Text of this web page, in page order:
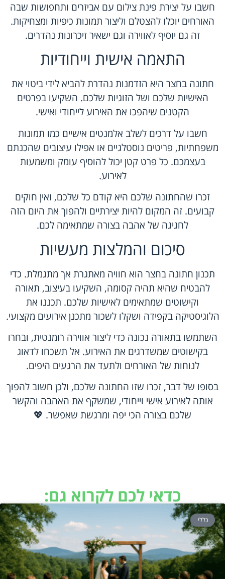
חשבו על יצירת פינת צילום עם אביזרים ותחפושות שבה
האורחים יוכלו להצטלם וליצור תמונות כיפיות ומצחיקות.
זה גם יוסיף לאווירה וגם ישאיר זיכרונות נהדרים.
התאמה אישית וייחודיות
חתונה בחצר היא הזדמנות נהדרת להביא לידי ביטוי את
האישיות שלכם ושל הזוגיות שלכם. השקיעו בפרטים
הקטנים שיהפכו את האירוע לייחודי ואישי.
חשבו על דרכים לשלב אלמנטים אישיים כמו תמונות
משפחתיות, פריטים נוסטלגיים או אפילו עיצובים שהכנתם
בעצמכם. כל פרט קטן יכול להוסיף עומק ומשמעות
לאירוע.
זכרו שהחתונה שלכם היא קודם כל שלכם, ואין חוקים
קבועים. זה המקום להיות יצירתיים ולהפוך את היום הזה
לחגיגה של אהבה בצורה שמתאימה לכם.
סיכום והמלצות מעשיות
תכנון חתונה בחצר הוא חוויה מאתגרת אך מתגמלת. כדי
להבטיח שהיא תהיה קסומה, השקיעו בעיצוב, תאורה
וקישוטים שמתאימים לאישיות שלכם. תכננו את
הלוגיסטיקה בקפידה ושקלו לשכור מתכנן אירועים מקצועי.
השתמשו בתאורה נכונה כדי ליצור אווירה רומנטית, ובחרו
בקישוטים שמשדרגים את האירוע. אל תשכחו לדאוג
לנוחות של האורחים ולתעד את הרגעים היפים.
בסופו של דבר, זכרו שזו החתונה שלכם, ולכן חשוב להפוך
אותה לאירוע אישי וייחודי, שמשקף את האהבה והקשר
שלכם בצורה הכי יפה ומרגשת שאפשר. 💖
כדאי לכם לקרוא גם:
כללי